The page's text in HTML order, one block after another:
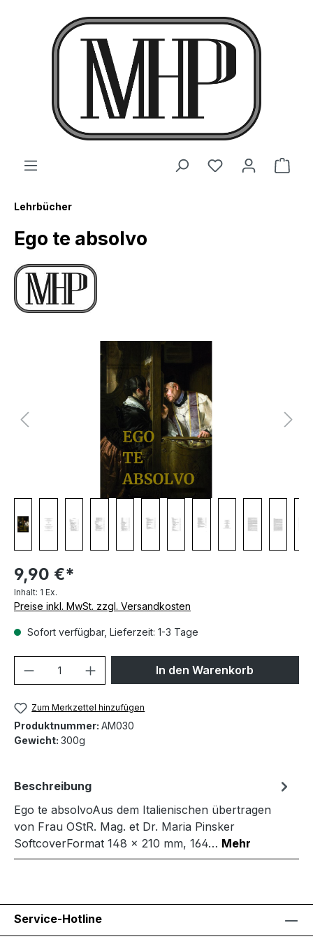
Lehrbücher
Ego te absolvo
Bildergalerie überspringen
9,90 €*
Inhalt: 1 Ex.
Preise inkl. MwSt. zzgl. Versandkosten
Sofort verfügbar, Lieferzeit: 1-3 Tage
Produkt Anzahl: Gib denIn den Warenkorb
Zum Merkzettel hinzufügen
Produktnummer: AM030
Gewicht: 300g
Beschreibung
Ego te absolvoAus dem Italienischen übertragen
von Frau OStR. Mag. et Dr. Maria Pinsker
SoftcoverFormat 148 x 210 mm, 164… Mehr
Service-Hotline